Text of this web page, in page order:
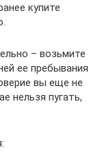
купите
– возьмите
ее пребывания
вы еще не
нельзя пугать,